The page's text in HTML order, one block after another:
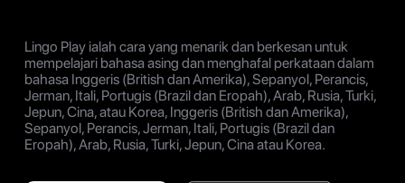
Lingo Play ialah cara yang menarik dan berkesan untuk
mempelajari bahasa asing dan menghafal perkataan dalam
bahasa Inggeris (British dan Amerika), Sepanyol, Perancis,
Jerman, Itali, Portugis (Brazil dan Eropah), Arab, Rusia, Turki,
Jepun, Cina, atau Korea, Inggeris (British dan Amerika),
Sepanyol, Perancis, Jerman, Itali, Portugis (Brazil dan
Eropah), Arab, Rusia, Turki, Jepun, Cina atau Korea.